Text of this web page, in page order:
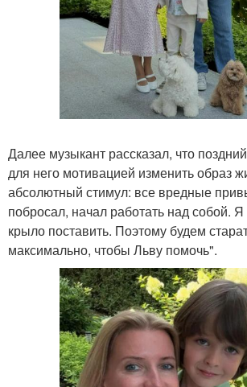
Далее музыкант рассказал, что
для него мотивацией изменить образ
абсолютный стимул: все вредные
побросал, начал работать над собой.
крыло поставить. Поэтому будем
максимально, чтобы Льву помочь".